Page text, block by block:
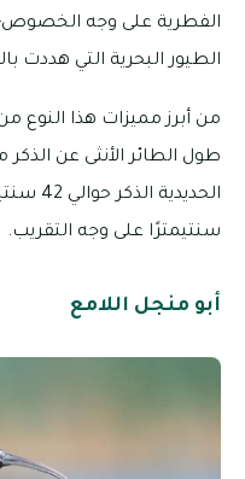
الفطرية على وجه
الطيور البحرية التي هددت
من أبرز مميزات هذا النوع
طول الطائر الأنثى عن
سنتيمترًا على وجه التقريب.
أبو منجل اللامع